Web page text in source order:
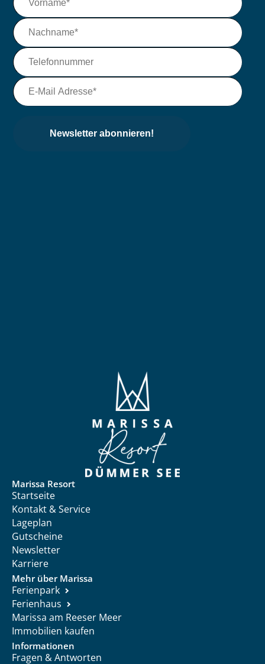
Newsletter abonnieren!
Marissa Resort
Startseite
Kontakt & Service
Lageplan
Gutscheine
Newsletter
Karriere
Mehr über Marissa
Ferienpark
Ferienhaus
Marissa am Reeser Meer
Immobilien kaufen
Informationen
Fragen & Antworten